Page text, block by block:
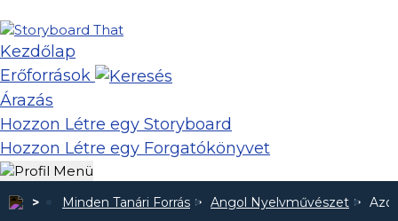
Kezdőlap
Erőforrások
Árazás
Hozzon Létre egy Storyboard
Hozzon Létre egy Forgatókönyvet
Minden Tanári Forrás Angol Nyelvművészet